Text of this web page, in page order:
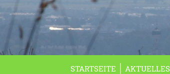
STARTSEITE AKTUELLES